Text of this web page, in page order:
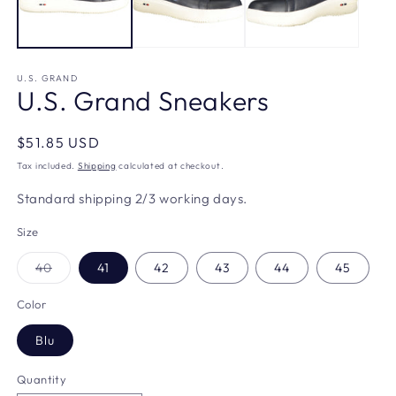
U.S. GRAND
U.S. Grand Sneakers
Regular
price
$51.85 USD
Tax included. Shipping calculated at checkout.
Standard shipping 2/3 working days.
Size
40Variant
sold
41 42 43 44 45
Color
Blu
Quantity